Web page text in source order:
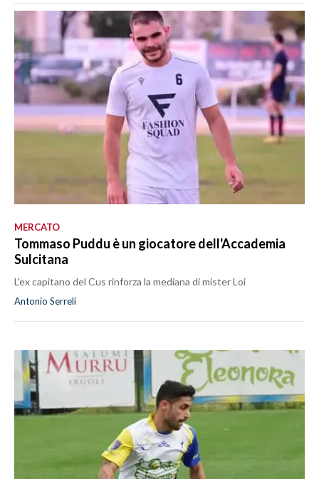
MERCATO
Tommaso Puddu è un giocatore dell'Accademia
Sulcitana
L'ex capitano del Cus rinforza la mediana di mister Loi
Antonio Serreli